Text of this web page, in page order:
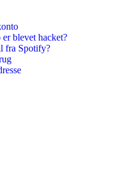
blevet hacket?
fra Spotify?